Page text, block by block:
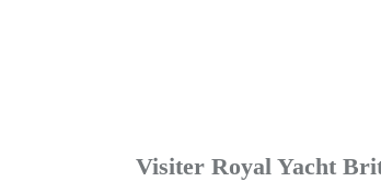
Visiter Royal Yacht